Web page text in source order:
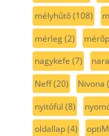
mélyhűtő(108)
mérleg(2)
nagykefe (7)
Neff(20) Nivona
nyitófül (8)
oldallap(4)